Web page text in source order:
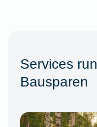
Services
Bausparen